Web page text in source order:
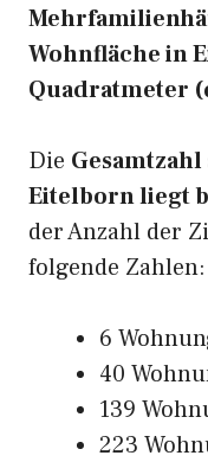
Wohnfläche in
Quadratmeter
Die
Eitelborn liegt
der Anzahl der
folgende Zahlen:
6
40
139
223